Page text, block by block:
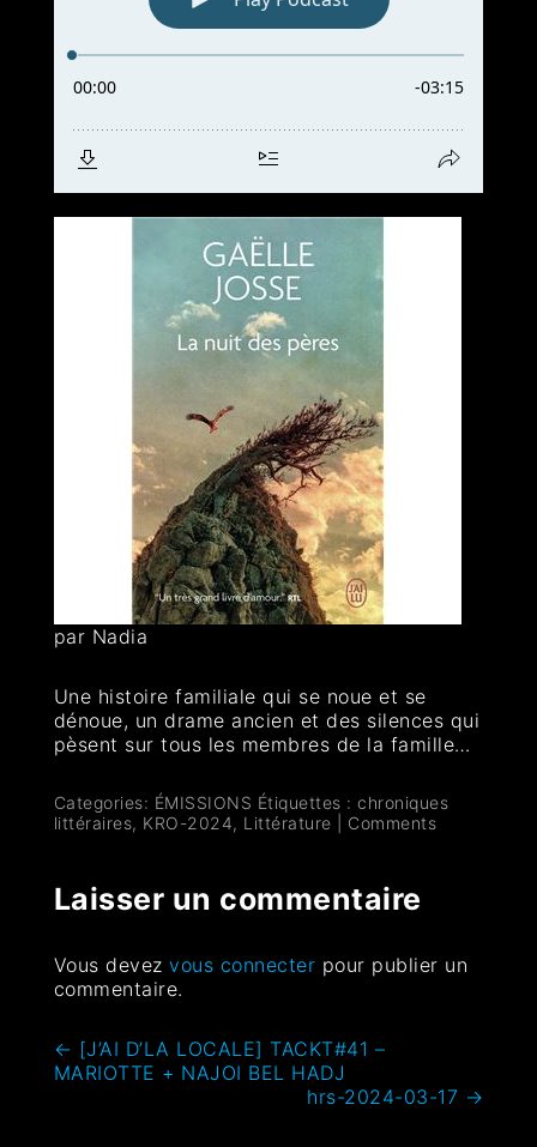
par Nadia
Une histoire familiale qui se noue et se
dénoue, un drame ancien et des silences qui
pèsent sur tous les membres de la famille…
Categories: ÉMISSIONS Étiquettes :chroniques
littéraires, KRO-2024, Littérature Comments
Laisser un commentaire
Vous devezvous connecter pour publier un
commentaire.
← [J’AI D’LA LOCALE] TACKT#41 –
MARIOTTE + NAJOI BEL HADJ
hrs-2024-03-17 →